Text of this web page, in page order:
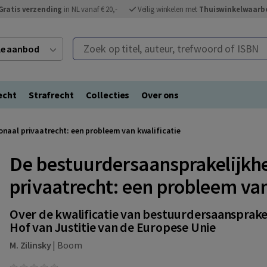
verzending in NL vanaf € 20,- Veilig winkelen met
aanbod Zoek op titel, auteur, trefwoord of ISBN
Strafrecht Collecties Over ons
privaatrecht: een probleem van kwalificatie
De
privaatrecht: een probleem
Over de kwalificatie van
Hof van Justitie van de Europese Unie
M. Zilinsky| Boom